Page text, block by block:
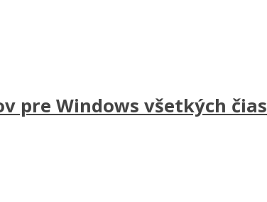
pre Windows všetkých čias